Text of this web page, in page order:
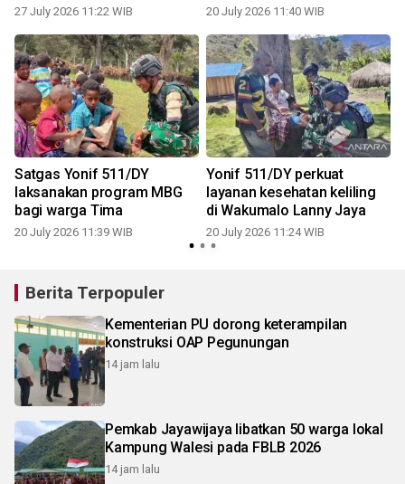
27 July 2026 11:22 WIB 20 July 2026 11:40 WIB
Satgas Yonif 511/DY
laksanakan program MBG
bagi warga Tima
20 July 2026 11:39 WIB
Yonif 511/DY perkuat
layanan kesehatan keliling
di Wakumalo Lanny Jaya
20 July 2026 11:24 WIB
Berita Terpopuler
Kementerian PU dorong keterampilan
konstruksi OAP Pegunungan
14 jam lalu
Pemkab Jayawijaya libatkan 50 warga lokal
Kampung Walesi pada FBLB 2026
14 jam lalu